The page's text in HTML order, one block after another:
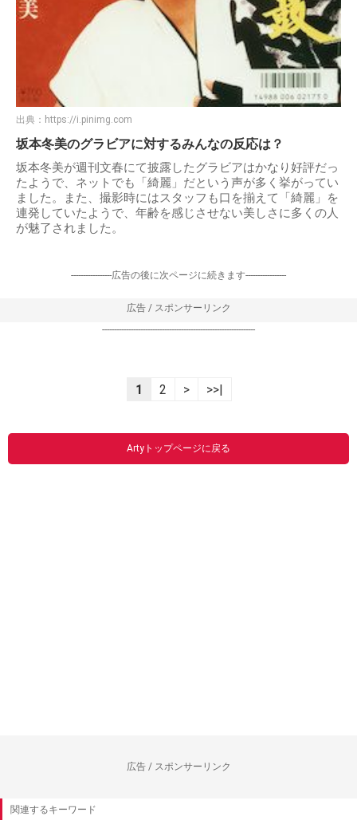
出典： https://i.pinimg.com
坂本冬美のグラビアに対するみんなの反応は？
坂本冬美が週刊文春にて披露したグラビアはかなり好評だっ
たようで、ネットでも「綺麗」だという声が多く挙がってい
ました。また、撮影時にはスタッフも口を揃えて「綺麗」を
連発していたようで、年齢を感じさせない美しさに多くの人
が魅了されました。
-----------------広告の後に次ページに続きます-----------------
広告 / スポンサーリンク
----------------------------------------------------------------
1 2 > >>|
Artyトップページに戻る
広告 / スポンサーリンク
関連するキーワード